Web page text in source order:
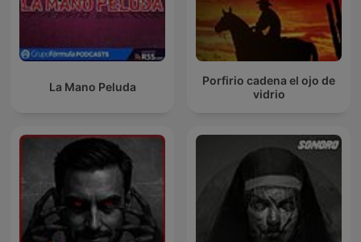
La Mano Peluda
Porfirio cadena el ojo de
vidrio